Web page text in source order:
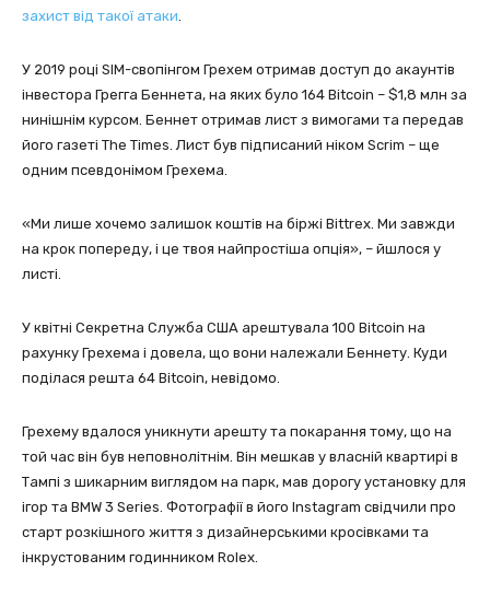
захист від такої атаки
У 2019 році SIM-свопінгом Грехем отримав доступ до акаунтів
інвестора Грегга Беннета, на яких було 164 Bitcoin – $1,8 млн за
нинішнім курсом. Беннет отримав лист з вимогами та передав
його газеті The Times. Лист був підписаний ніком Scrim – ще
одним псевдонімом Грехема.
«Ми лише хочемо залишок коштів на біржі Bittrex. Ми завжди
на крок попереду, і це твоя найпростіша опція», – йшлося у
листі.
У квітні Секретна Служба США арештувала 100 Bitcoin на
рахунку Грехема і довела, що вони належали Беннету. Куди
поділася решта 64 Bitcoin, невідомо.
Грехему вдалося уникнути арешту та покарання тому, що на
той час він був неповнолітнім. Він мешкав у власній квартирі в
Тампі з шикарним виглядом на парк, мав дорогу установку для
ігор та BMW 3 Series. Фотографії в його Instagram свідчили про
старт розкішного життя з дизайнерськими кросівками та
інкрустованим годинником Rolex.